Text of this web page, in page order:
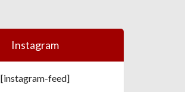
Instagram
[instagram-feed]